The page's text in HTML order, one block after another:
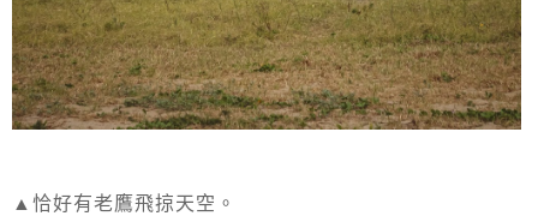
▲恰好有老鷹飛掠天空。